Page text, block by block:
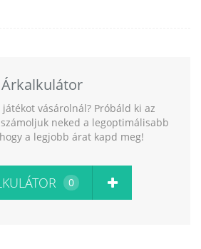
Árkalkulátor
vásárolnál? Próbáld ki az
neked a legoptimálisabb
a legjobb árat kapd meg!
0